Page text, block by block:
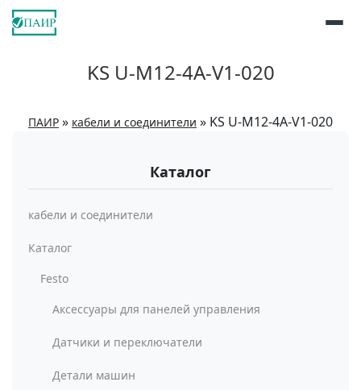
KS U-M12-4A-V1-020
ПАИР » кабели и соединители » KS U-M12-4A-V1-020
Каталог
кабели и соединители
Каталог
Festo
Аксессуары для панелей управления
Датчики и переключатели
Детали машин